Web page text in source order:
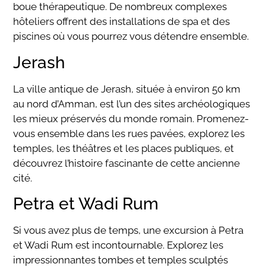
boue thérapeutique. De nombreux complexes
hôteliers offrent des installations de spa et des
piscines où vous pourrez vous détendre ensemble.
Jerash
La ville antique de Jerash, située à environ 50 km
au nord d’Amman, est l’un des sites archéologiques
les mieux préservés du monde romain. Promenez-
vous ensemble dans les rues pavées, explorez les
temples, les théâtres et les places publiques, et
découvrez l’histoire fascinante de cette ancienne
cité.
Petra et Wadi Rum
Si vous avez plus de temps, une excursion à Petra
et Wadi Rum est incontournable. Explorez les
impressionnantes tombes et temples sculptés